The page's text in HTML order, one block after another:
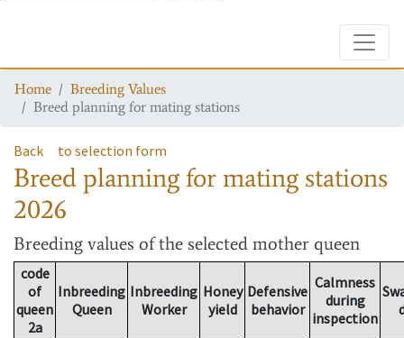
Home
Breeding Values
Breed planning for mating stations
Back to selection form
Breed planning for mating stations
2026
Breeding values of the selected mother queen
code
of
queen
2a
Inbreeding
Queen
Inbreeding
Worker
Honey
yield
Defensive
behavior
Calmness
during
inspection